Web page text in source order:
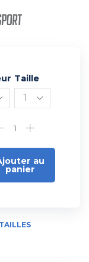
Taille
au
panier
Alternative: